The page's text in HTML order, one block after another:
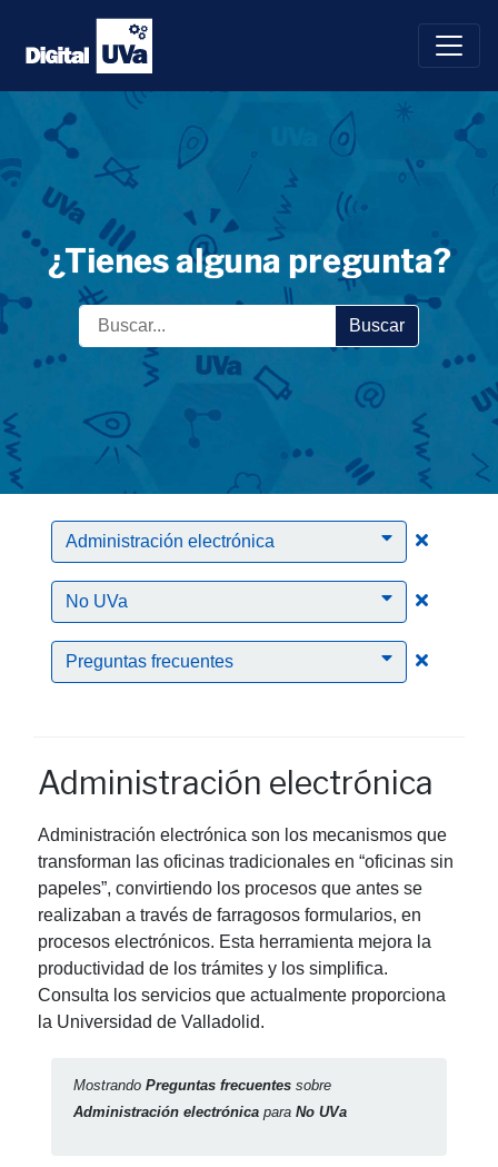
Saltar
contenido
¿Tienes alguna pregunta?
Buscar
Administración electrónica Clic
No UVa Clic
Preguntas frecuentes Clic
Administración electrónica
Administración electrónica son los mecanismos que
transforman las oficinas tradicionales en “oficinas sin
papeles”, convirtiendo los procesos que antes se
realizaban a través de farragosos formularios, en
procesos electrónicos. Esta herramienta mejora la
productividad de los trámites y los simplifica.
Consulta los servicios que actualmente proporciona
la Universidad de Valladolid.
Mostrando Preguntas frecuentes sobre
Administración electrónica para No UVa